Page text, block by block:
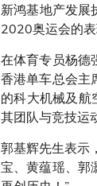
新鸿基地产发展
2020奥运会的表
在体育专员杨德
香港单车总会主
的科大机械及航
其团队与竞技运
郭基辉先生表示
宝、黄蕴瑶、郭